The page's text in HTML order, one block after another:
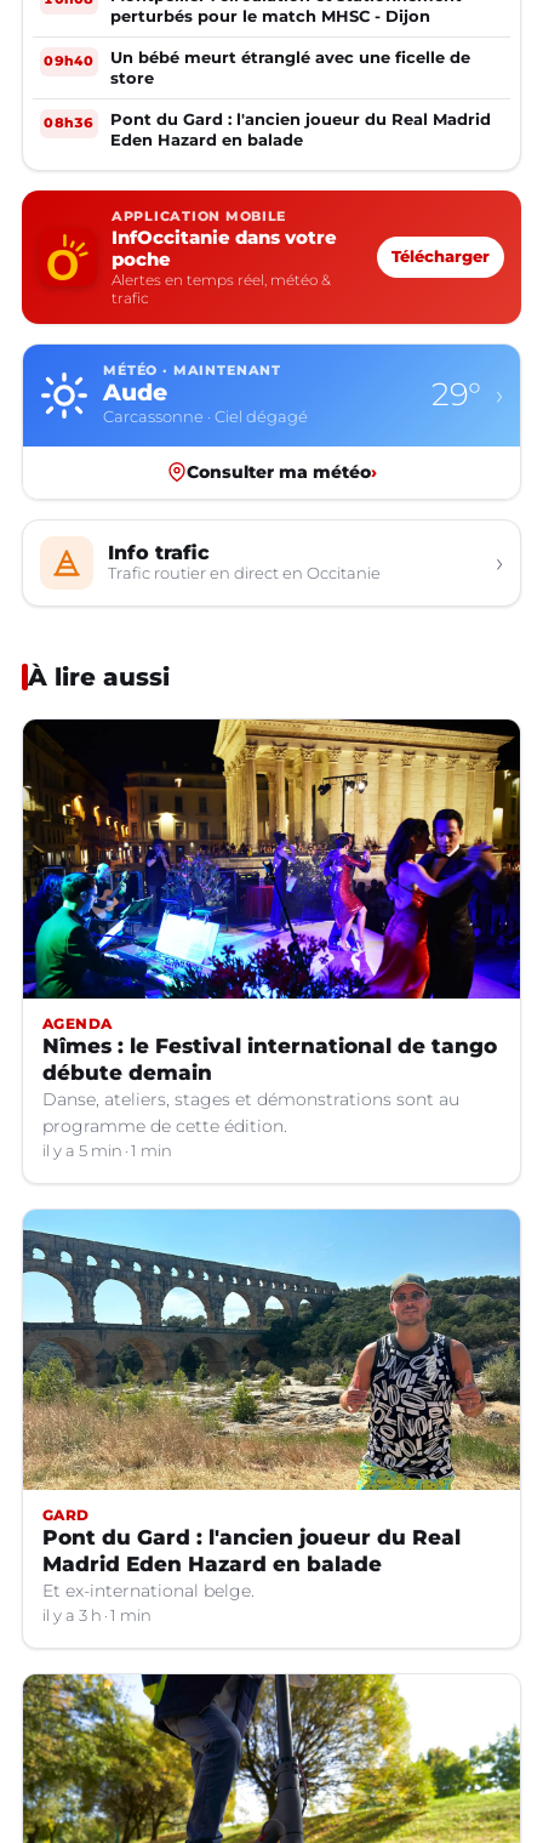
perturbés pour le match MHSC - Dijon
09h40
Un bébé meurt étranglé avec une ficelle de
store
08h36
Pont du Gard : l'ancien joueur du Real Madrid
Eden Hazard en balade
APPLICATION MOBILE
InfOccitanie dans votre
poche
Alertes en temps réel, météo &
trafic
Télécharger
MÉTÉO · MAINTENANT
Aude
Carcassonne · Ciel dégagé
29° ›
Consulter ma météo›
Info trafic
Trafic routier en direct en Occitanie ›
À lire aussi
AGENDA
Nîmes : le Festival international de tango
débute demain
Danse, ateliers, stages et démonstrations sont au
programme de cette édition.
il y a 5 min 1 min
GARD
Pont du Gard : l'ancien joueur du Real
Madrid Eden Hazard en balade
Et ex-international belge.
il y a 3 h 1 min